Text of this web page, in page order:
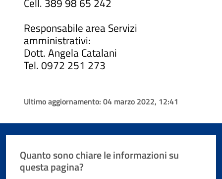
Responsabile area Servizi
amministrativi:
Dott. Angela Catalani
Tel. 0972 251 273
Ultimo aggiornamento: 04 marzo 2022, 12:41
Quanto sono chiare le informazioni su
questa pagina?